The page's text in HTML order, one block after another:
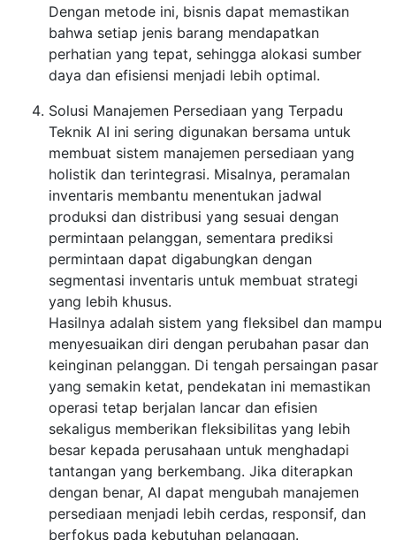
Dengan metode ini, bisnis dapat memastikan
bahwa setiap jenis barang mendapatkan
perhatian yang tepat, sehingga alokasi sumber
daya dan efisiensi menjadi lebih optimal.
Solusi Manajemen Persediaan yang Terpadu
Teknik AI ini sering digunakan bersama untuk
membuat sistem manajemen persediaan yang
holistik dan terintegrasi. Misalnya, peramalan
inventaris membantu menentukan jadwal
produksi dan distribusi yang sesuai dengan
permintaan pelanggan, sementara prediksi
permintaan dapat digabungkan dengan
segmentasi inventaris untuk membuat strategi
yang lebih khusus.
Hasilnya adalah sistem yang fleksibel dan mampu
menyesuaikan diri dengan perubahan pasar dan
keinginan pelanggan. Di tengah persaingan pasar
yang semakin ketat, pendekatan ini memastikan
operasi tetap berjalan lancar dan efisien
sekaligus memberikan fleksibilitas yang lebih
besar kepada perusahaan untuk menghadapi
tantangan yang berkembang. Jika diterapkan
dengan benar, AI dapat mengubah manajemen
persediaan menjadi lebih cerdas, responsif, dan
berfokus pada kebutuhan pelanggan.